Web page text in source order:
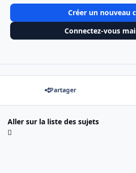
Créer un nouveau
Connectez-vous
Partager
Aller sur la liste des sujets